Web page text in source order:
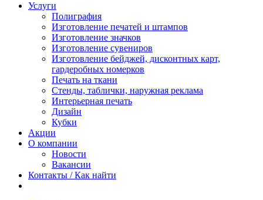
Услуги
Полиграфия
Изготовление печатей и штампов
Изготовление значков
Изготовление сувениров
Изготовление бейджей, дисконтных карт,
гардеробных номерков
Печать на ткани
Стенды, таблички, наружная реклама
Интерьерная печать
Дизайн
Кубки
Акции
О компании
Новости
Вакансии
Контакты / Как найти